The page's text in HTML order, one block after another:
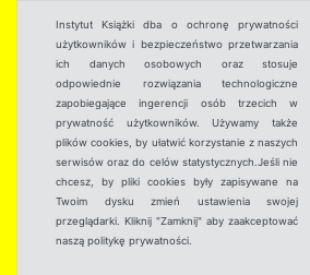
Instytut Książki dba o ochronę prywatności
użytkowników i bezpieczeństwo przetwarzania
ich danych osobowych oraz stosuje
odpowiednie rozwiązania technologiczne
zapobiegające ingerencji osób trzecich w
prywatność użytkowników. Używamy także
plików cookies, by ułatwić korzystanie z naszych
serwisów oraz do celów statystycznych.Jeśli nie
chcesz, by pliki cookies były zapisywane na
Twoim dysku zmień ustawienia swojej
przeglądarki. Kliknij "Zamknij" aby zaakceptować
naszą politykę prywatności.